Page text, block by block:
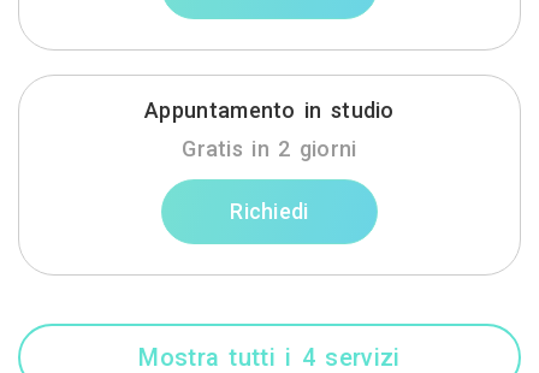
Appuntamento in studio
Gratis in 2 giorni
Richiedi
Mostra tutti i 4 servizi